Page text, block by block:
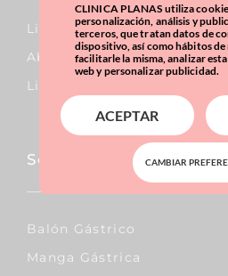
Lipo Vaser
Abdominoplastia
Liposucción
Sobrepeso & Obesidad
Balón Gástrico
Manga Gástrica
CLINICA PLANAS utiliza
personalización, análisis y
terceros, que tratan datos de
dispositivo, así como hábitos de
facilitarle la misma, analizar
web y personalizar publicidad.
ACEPTAR
CAMBIAR